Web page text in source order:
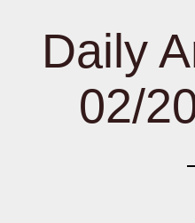
Daily
02/